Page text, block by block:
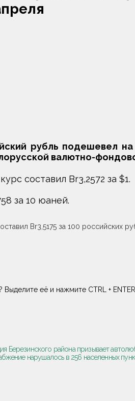
рубль подешевел на
валютно-
составил Br3,2572 за $1.
за 10 юаней.
Br3,5175 за 100 российских
её и нажмите CTRL + ENTER
Березинского района призывает
нарушалось в 256 населенных